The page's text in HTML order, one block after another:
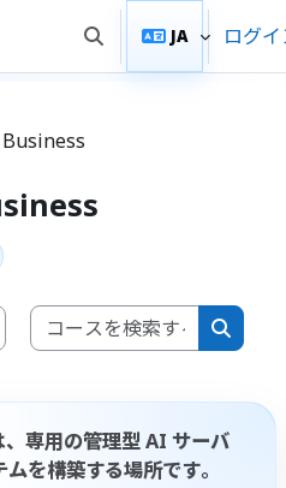
検索入力に切り替える
JA ログ
コース
コース
専用の管理型 AI サーバ
を構築する場所です。